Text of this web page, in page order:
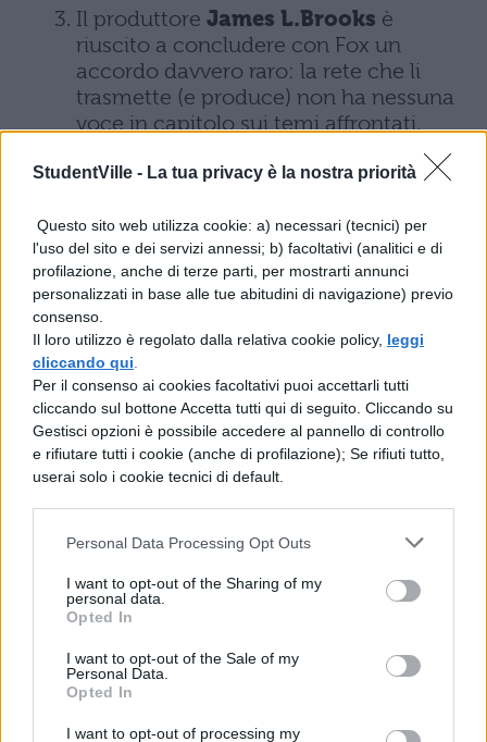
StudentVille - La tua privacy è la nostra priorità
Questo sito web utilizza cookie: a) necessari (tecnici) per
l'uso del sito e dei servizi annessi; b) facoltativi (analitici e di
profilazione, anche di terze parti, per mostrarti annunci
personalizzati in base alle tue abitudini di navigazione) previo
consenso.
Il loro utilizzo è regolato dalla relativa cookie policy, leggi
cliccando qui
Per il consenso ai cookies facoltativi puoi accettarli tutti
cliccando sul bottone Accetta tutti qui di seguito. Cliccando su
Gestisci opzioni è possibile accedere al pannello di controllo
e rifiutare tutti i cookie (anche di profilazione); Se rifiuti tutto,
userai solo i cookie tecnici di default.
Personal Data Processing Opt Outs
I want to opt-out of the Sharing of my
personal data.
Opted In
I want to opt-out of the Sale of my
Personal Data.
Opted In
I want to opt-out of processing my
Il produttore James L.Brooks è
riuscito a concludere con Fox un
accordo davvero raro: la rete che li
trasmette (e produce) non ha nessuna
voce in capitolo sui temi affrontati.
Carta bianca dunque che ha permesso
al cartoon di essere così politicamente
Marge prende il nome dalla mamma di
Groening che si chiamavaMargaret
Wiggum, sposata con Homer
Groening. I loro figli -oltre a Matt,
creatore dei Simpson- si chiamano
Patty, Mark, Lisa e Maggie. Vi ricordano
niente?
È la serie più longeva tra quelle che un
network ha mai trasmesso in prima
serata ed è anche quella con più guest
Perché sono gialli? Perché in questo
modo erano facilmente riconoscibili
facendo zapping tra i vari canali
In tutti questi episodi, hanno più volte
predetto la realtà
citofono era disegnato come un iPod